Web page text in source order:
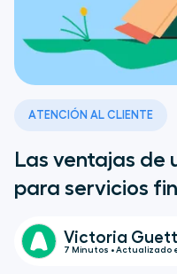
ATENCIÓN AL CLIENTE
Las ventajas de
para servicios
Victoria
7 Minutos • Actualizado